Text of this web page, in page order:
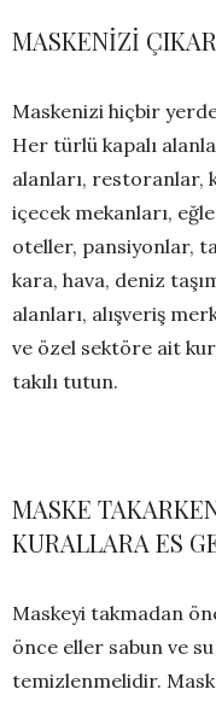
MASKENİZİ
Maskenizi hiçbir
Her türlü kapalı
alanları, restoranlar,
içecek mekanları,
oteller, pansiyonlar,
kara, hava, deniz
alanları, alışveriş
ve özel sektöre ait
takılı tutun.
MASKE
KURALLARA ES
Maskeyi takmadan
önce eller sabun ve
temizlenmelidir.